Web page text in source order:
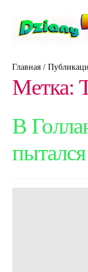
Перейти
Перейти
DRelax
DTechno
Главная/
Метка:
В